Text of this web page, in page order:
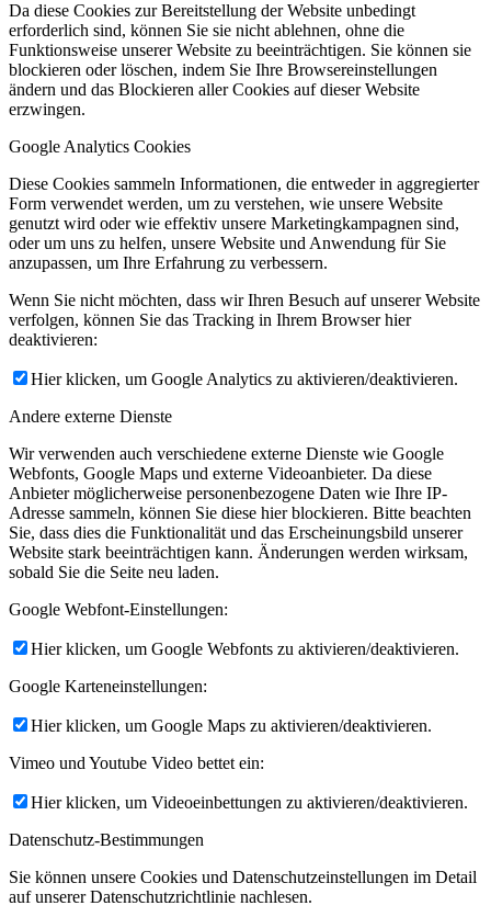
Da diese Cookies zur Bereitstellung der Website unbedingt
erforderlich sind, können Sie sie nicht ablehnen, ohne die
Funktionsweise unserer Website zu beeinträchtigen. Sie können sie
blockieren oder löschen, indem Sie Ihre Browsereinstellungen
ändern und das Blockieren aller Cookies auf dieser Website
erzwingen.
Google Analytics Cookies
Diese Cookies sammeln Informationen, die entweder in aggregierter
Form verwendet werden, um zu verstehen, wie unsere Website
genutzt wird oder wie effektiv unsere Marketingkampagnen sind,
oder um uns zu helfen, unsere Website und Anwendung für Sie
anzupassen, um Ihre Erfahrung zu verbessern.
Wenn Sie nicht möchten, dass wir Ihren Besuch auf unserer Website
verfolgen, können Sie das Tracking in Ihrem Browser hier
deaktivieren:
Hier klicken, um Google Analytics zu aktivieren/deaktivieren.
Andere externe Dienste
Wir verwenden auch verschiedene externe Dienste wie Google
Webfonts, Google Maps und externe Videoanbieter. Da diese
Anbieter möglicherweise personenbezogene Daten wie Ihre IP-
Adresse sammeln, können Sie diese hier blockieren. Bitte beachten
Sie, dass dies die Funktionalität und das Erscheinungsbild unserer
Website stark beeinträchtigen kann. Änderungen werden wirksam,
sobald Sie die Seite neu laden.
Google Webfont-Einstellungen:
Hier klicken, um Google Webfonts zu aktivieren/deaktivieren.
Google Karteneinstellungen:
Hier klicken, um Google Maps zu aktivieren/deaktivieren.
Vimeo und Youtube Video bettet ein:
Hier klicken, um Videoeinbettungen zu aktivieren/deaktivieren.
Datenschutz-Bestimmungen
Sie können unsere Cookies und Datenschutzeinstellungen im Detail
auf unserer Datenschutzrichtlinie nachlesen.